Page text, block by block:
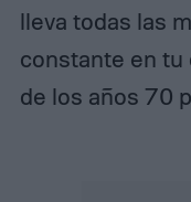
lleva todas las
constante en tu
de los años 70